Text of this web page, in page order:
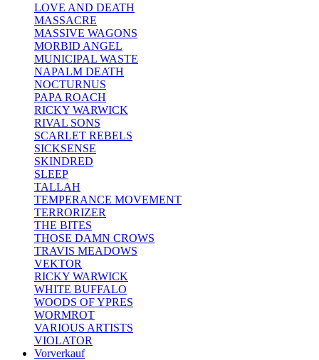
LOVE AND DEATH
MASSACRE
MASSIVE WAGONS
MORBID ANGEL
MUNICIPAL WASTE
NAPALM DEATH
NOCTURNUS
PAPA ROACH
RICKY WARWICK
RIVAL SONS
SCARLET REBELS
SICKSENSE
SKINDRED
SLEEP
TALLAH
TEMPERANCE MOVEMENT
TERRORIZER
THE BITES
THOSE DAMN CROWS
TRAVIS MEADOWS
VEKTOR
RICKY WARWICK
WHITE BUFFALO
WOODS OF YPRES
WORMROT
VARIOUS ARTISTS
VIOLATOR
Vorverkauf